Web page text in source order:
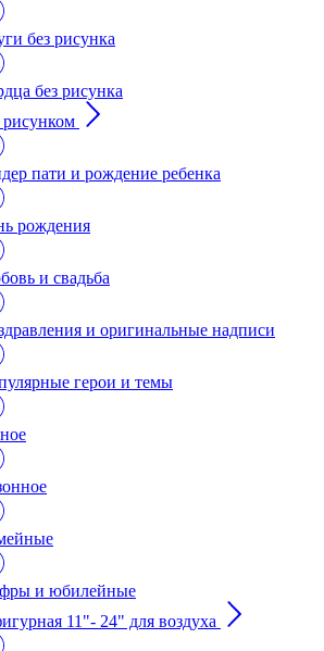
без рисунка
без рисунка
пати и рождение ребенка
рождения
и свадьба
и оригинальные надписи
герои и темы
и юбилейные
11"- 24" для воздуха